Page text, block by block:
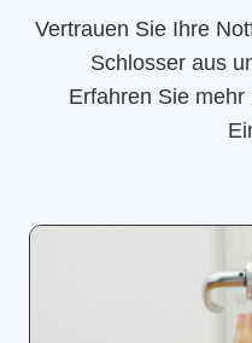
Vertrauen Sie Ihre
Schlosser aus
Erfahren Sie